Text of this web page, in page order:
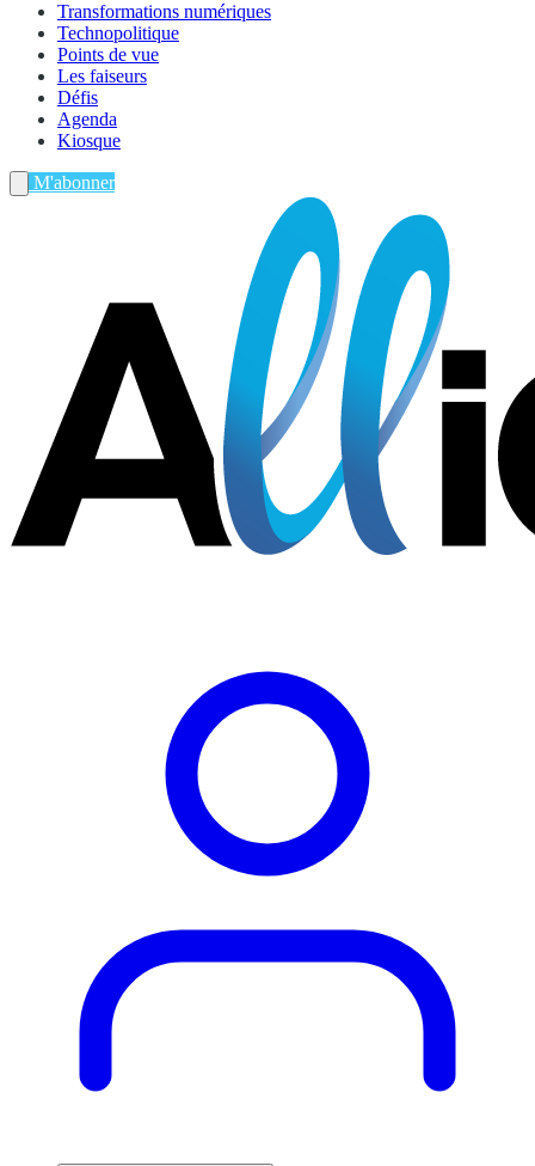
Transformations numériques
Technopolitique
Points de vue
Les faiseurs
Défis
Agenda
Kiosque
M'abonner